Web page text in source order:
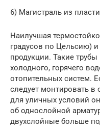
6) Магистраль из
Наилучшая
градусов по Цельсию) и
продукции. Такие
холодного, горячего
отопительных систем.
следует монтировать
для уличных условий
об однослойной
двухслойные больше